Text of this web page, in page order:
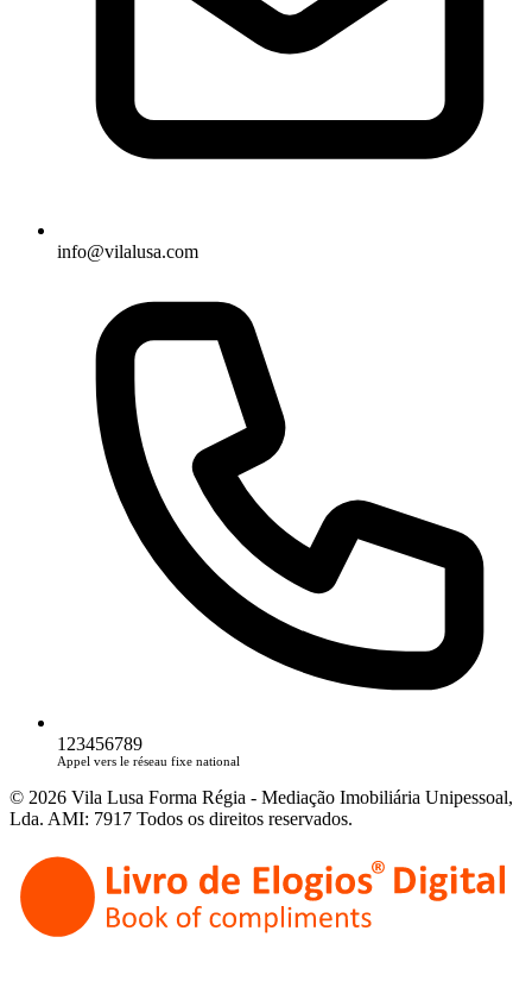
info@vilalusa.com
123456789
Appel vers le réseau fixe national
© 2026 Vila Lusa Forma Régia - Mediação Imobiliária Unipessoal,
Lda. AMI: 7917 Todos os direitos reservados.